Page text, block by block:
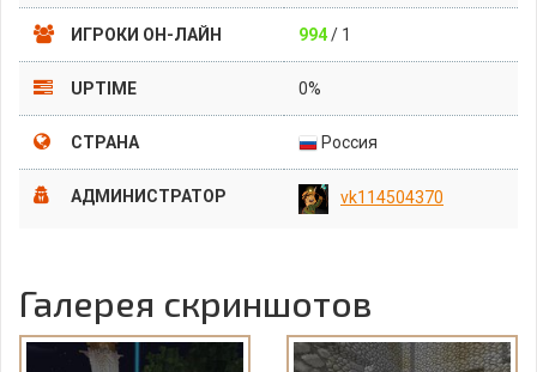
ИГРОКИ ОН-ЛАЙН 994/ 1
UPTIME 0%
СТРАНА Россия
АДМИНИСТРАТОР vk114504370
Галерея скриншотов